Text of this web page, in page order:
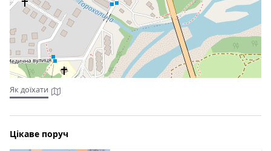
Як доїхати
Цікаве поруч